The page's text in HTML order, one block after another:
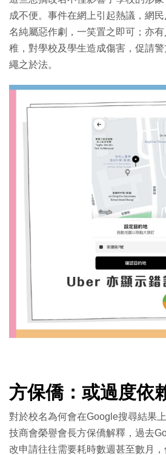
成不便。事件在網上引起熱議，網
名純屬惡作劇，一笑置之即可；亦
稚，對學校及學生造成傷害，促請
繩之於法。
方保僑：或過度依
對於校名為何會在Google搜尋結果
技商會榮譽會長方保僑解釋，過去
改申請往往需要耗時數週甚至數月